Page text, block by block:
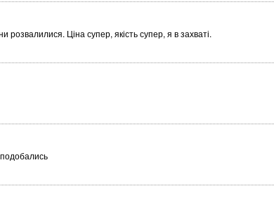
розвалилися. Ціна супер, якість супер, я в захваті.